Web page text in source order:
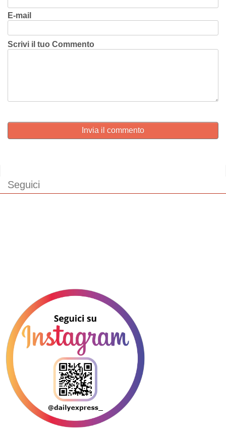
E-mail
Scrivi il tuo Commento
Invia il commento
Seguici